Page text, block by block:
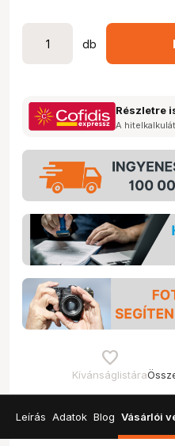
db
Részletre
A
Kívánságlistára
Leírás Adatok Blog Vásárlói